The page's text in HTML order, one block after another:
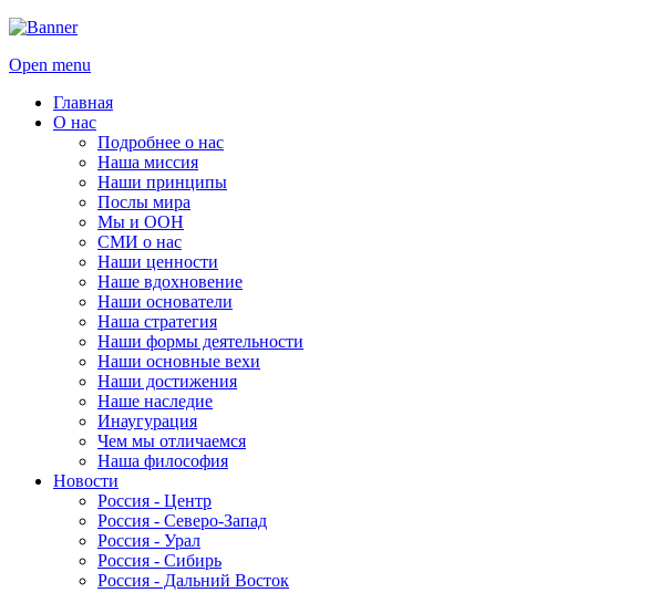
Open menu
Главная
О нас
Подробнее о нас
Наша миссия
Наши принципы
Послы мира
Мы и ООН
СМИ о нас
Наши ценности
Наше вдохновение
Наши основатели
Наша стратегия
Наши формы деятельности
Наши основные вехи
Наши достижения
Наше наследие
Инаугурация
Чем мы отличаемся
Наша философия
Новости
Россия - Центр
Россия - Северо-Запад
Россия - Урал
Россия - Сибирь
Россия - Дальний Восток